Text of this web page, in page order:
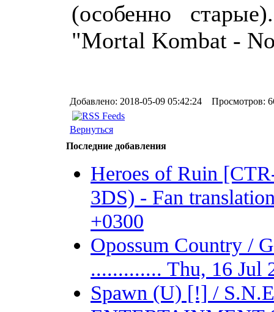
(особенно
"Mortal Kombat -
Добавлено: 2018-05-09 05:42:24 Просмотров:
Вернуться
Последние добавления
Heroes of Ruin
3DS) - Fan
+0300
Opossum Country /
............. Thu, 16 Jul
Spawn (U) [!] /